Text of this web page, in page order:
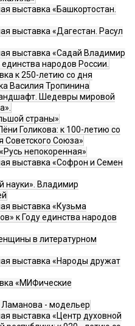
выставка «Башкортостан.
выставка «Дагестан. Расул
выставка «Садай Владимир
народов России.
к 250-летию со дня
Василия Тропинина
Шедевры мировой
страны»
Голикова: к 100-летию со
Советского Союза»
непокоренная»
выставка «Софрон и Семен
науки». Владимир
выставка «Кузьма
к Году единства народов
в литературном
выставка «Народы дружат
«МИФические
- модельер
выставка «Центр духовной